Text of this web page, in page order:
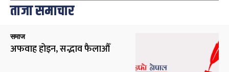
ताजा समाचार
समाज
अफवाह होइन, सद्भाव फैलाऔँ